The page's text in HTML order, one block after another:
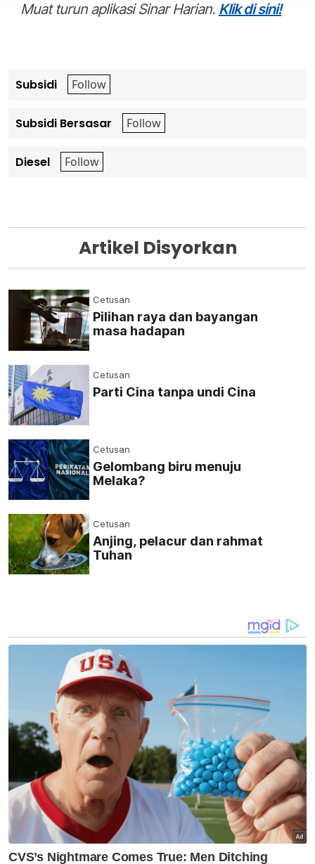
Muat turun aplikasi Sinar Harian. Klik di sini!
Subsidi
Subsidi Bersasar
Diesel
Artikel Disyorkan
Cetusan
Pilihan raya dan bayangan
masa hadapan
Cetusan
Parti Cina tanpa undi Cina
Cetusan
Gelombang biru menuju
Melaka?
Cetusan
Anjing, pelacur dan rahmat
Tuhan